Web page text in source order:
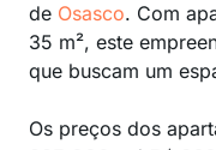
de Osasco. Com
35 m², este
que buscam um
Os preços dos